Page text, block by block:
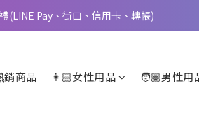
現在加入會員就送🪙80元購物金
(LINE Pay、街口、信用卡、轉帳)
銷商品 👩🏻女性用品
🧑🏽男性用